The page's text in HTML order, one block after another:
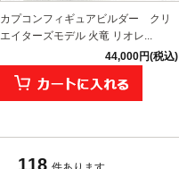
カプコンフィギュアビルダー クリ
エイターズモデル 火竜 リオレ...
44,000円(税込)
118